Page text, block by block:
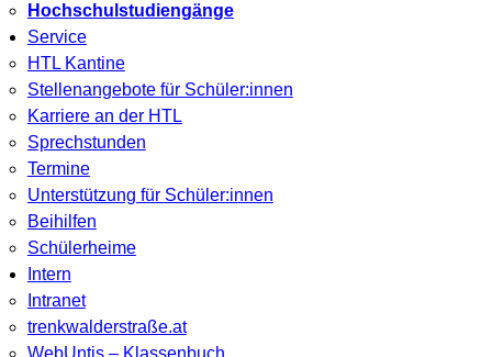
Hochschulstudiengänge
Service
HTL Kantine
Stellenangebote für Schüler:innen
Karriere an der HTL
Sprechstunden
Termine
Unterstützung für Schüler:innen
Beihilfen
Schülerheime
Intern
Intranet
trenkwalderstraße.at
WebUntis – Klassenbuch